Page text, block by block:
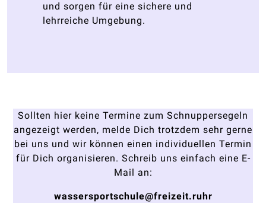
und sorgen für eine sichere und
lehrreiche Umgebung.
Sollten hier keine Termine zum Schnuppersegeln
angezeigt werden, melde Dich trotzdem sehr gerne
bei uns und wir können einen individuellen Termin
für Dich organisieren. Schreib uns einfach eine E-
Mail an:
wassersportschule@freizeit.ruhr